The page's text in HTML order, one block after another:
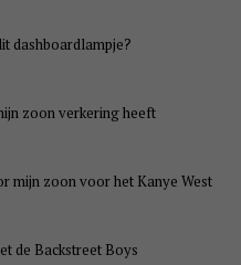
dashboardlampje?
zoon verkering heeft
mijn zoon voor het Kanye West
de Backstreet Boys